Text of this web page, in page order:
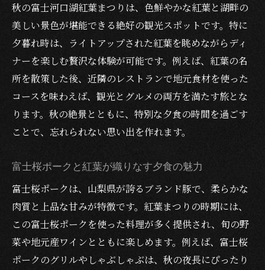
秋の富士河口湖紅葉まつりは、色鮮やかな紅葉と湖畔の
美しい景色が堪能できる絶好の観光スポットです。特に
夕暮れ時は、ライトアップされた紅葉を眺めながらディ
ナーを楽しむ贅沢な体験が可能です。例えば、紅葉の名
所を散策した後、近隣のレストランで地元食材を使った
コースを味わえば、観光とグルメの両方を満たす旅とな
ります。秋の絶景とともに、特別な夕食の時間を過ごす
ことで、忘れられない思い出を作れます。
富士桜ポークと紅葉が織りなす夕食の魅力
富士桜ポークは、山梨県が誇るブランド豚で、柔らかな
肉質と上品な甘みが特徴です。紅葉まつりの時期には、
この富士桜ポークを使った料理が多く提供され、旬の野
菜や地元産ワインとともに楽しめます。例えば、富士桜
ポークのグリルやしゃぶしゃぶは、秋の夜長にぴったり